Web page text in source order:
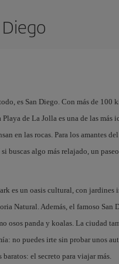
es San Diego. Con más de 100
de La Jolla es una de las más
en las rocas. Para los amantes
buscas algo más relajado, un
es un oasis cultural, con jardines
Natural. Además, el famoso San
osos panda y koalas. La ciudad
no puedes irte sin probar unos
el secreto para viajar más.